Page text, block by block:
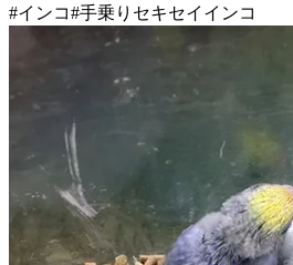
#インコ#手乗りセキセイインコ